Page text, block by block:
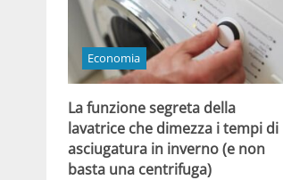
Economia
La funzione segreta della
lavatrice che dimezza i tempi di
asciugatura in inverno (e non
basta una centrifuga)